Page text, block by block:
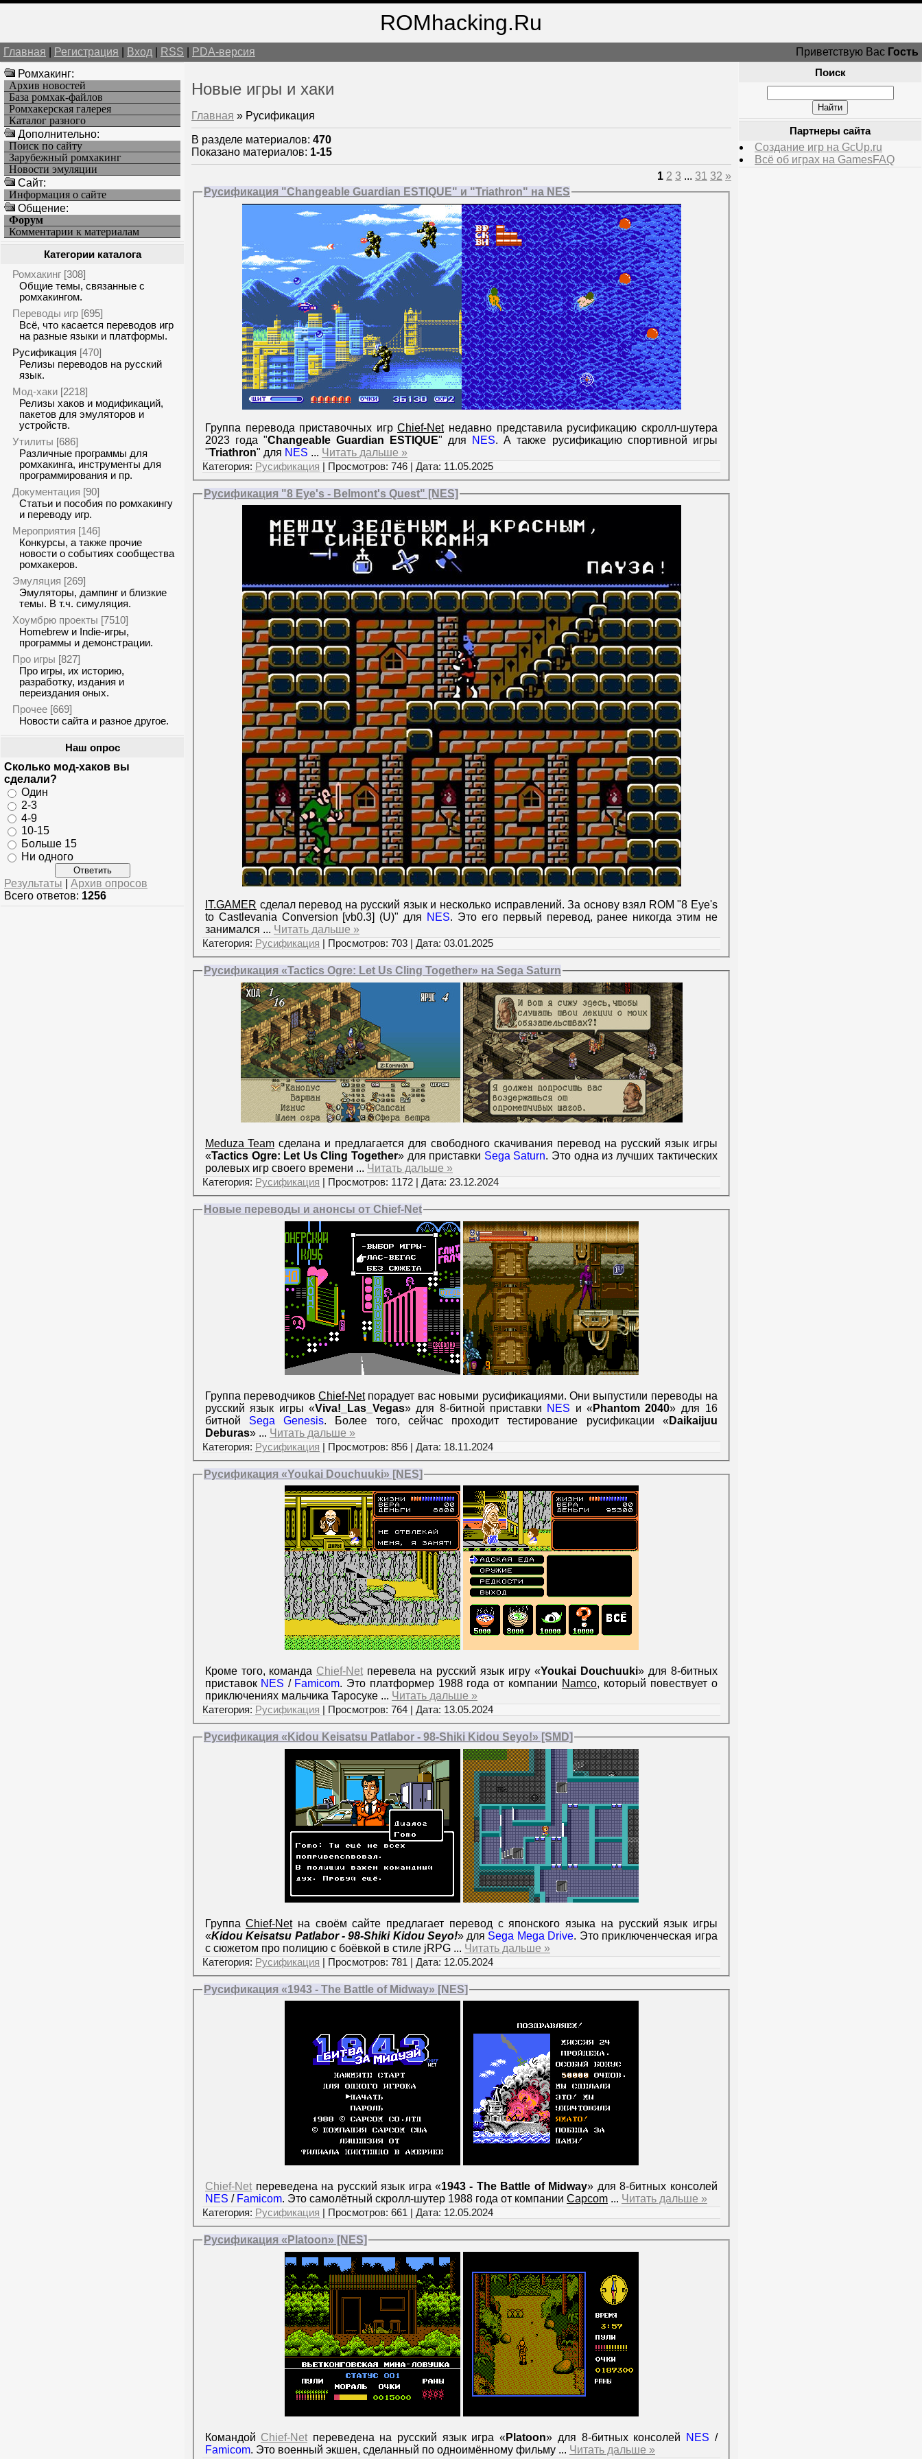
ROMhacking.Ru
Главная Регистрация Вход RSS PDA-версия Приветствую Вас Гость
Ромхакинг:
Архив новостей
База ромхак-файлов
Ромхакерская галерея
Каталог разного
Дополнительно:
Поиск по сайту
Зарубежный ромхакинг
Новости эмуляции
Cайт:
Информация о сайте
Общение:
Форум
Комментарии к материалам
Категории каталога
Ромхакинг [308]
Общие темы, связанные с
ромхакингом.
Переводы игр [695]
Всё, что касается переводов игр
на разные языки и платформы.
Русификация [470]
Релизы переводов на русский
язык.
Мод-хаки [2218]
Релизы хаков и модификаций,
пакетов для эмуляторов и
устройств.
Утилиты [686]
Различные программы для
ромхакинга, инструменты для
программирования и пр.
Документация [90]
Статьи и пособия по ромхакингу
и переводу игр.
Мероприятия [146]
Конкурсы, а также прочие
новости о событиях сообщества
ромхакеров.
Эмуляция [269]
Эмуляторы, дампинг и близкие
темы. В т.ч. симуляция.
Хоумбрю проекты [7510]
Homebrew и Indie-игры,
программы и демонстрации.
Про игры [827]
Про игры, их историю,
разработку, издания и
переиздания оных.
Прочее [669]
Новости сайта и разное другое.
Наш опрос
Сколько мод-хаков вы
сделали?
Один
2-3
4-9
10-15
Больше 15
Ни одного
Результаты
Архив опросов
Всего ответов: 1256
Новые игры и хаки
Главная » Русификация
В разделе материалов: 470
Показано материалов: 1-15
1 2 3 ... 31 32 »
Русификация "Changeable Guardian ESTIQUE" и "Triathron" на NES
Группа перевода приставочных игр Chief-Netнедавно представила русификацию скролл-шутера
2023 года "Changeable Guardian ESTIQUE" для NES. А также русификацию спортивной игры
"Triathron" для NES ... Читать дальше »
Категория: Русификация | Просмотров: 746 | Дата: 11.05.2025
Русификация "8 Eye's - Belmont's Quest" [NES]
IT.GAMER сделал перевод на русский язык и несколько исправлений. За основу взял ROM "8 Eye's
to Castlevania Conversion [vb0.3] (U)" для NES. Это его первый перевод, ранее никогда этим не
занимался ... Читать дальше »
Категория: Русификация | Просмотров: 703 | Дата: 03.01.2025
Русификация «Tactics Ogre: Let Us Cling Together» на Sega Saturn
Meduza Team сделана и предлагается для свободного скачивания перевод на русский язык игры
«Tactics Ogre: Let Us Cling Together» для приставки Sega Saturn. Это одна из лучших тактических
ролевых игр своего времени ... Читать дальше »
Категория: Русификация | Просмотров: 1172 | Дата: 23.12.2024
Новые переводы и анонсы от Chief-Net
Группа переводчиков Chief-Netпорадует вас новыми русификациями. Они выпустили переводы на
русский язык игры «Viva!_Las_Vegas» для 8-битной приставки NES и «Phantom 2040» для 16
битной Sega Genesis. Более того, сейчас проходит тестирование русификации «Daikaijuu
Deburas» ... Читать дальше »
Категория: Русификация | Просмотров: 856 | Дата: 18.11.2024
Русификация «Youkai Douchuuki» [NES]
Кроме того, команда Chief-Net перевела на русский язык игру «Youkai Douchuuki» для 8-битных
приставок NES / Famicom. Это платформер 1988 года от компании Namco, который повествует о
приключениях мальчика Таросуке ... Читать дальше »
Категория: Русификация | Просмотров: 764 | Дата: 13.05.2024
Русификация «Kidou Keisatsu Patlabor - 98-Shiki Kidou Seyo!» [SMD]
Группа Chief-Netна своём сайте предлагает перевод с японского языка на русский язык игры
«Kidou Keisatsu Patlabor - 98-Shiki Kidou Seyo!» для Sega Mega Drive. Это приключенческая игра
с сюжетом про полицию с боёвкой в стиле jRPG ... Читать дальше »
Категория: Русификация | Просмотров: 781 | Дата: 12.05.2024
Русификация «1943 - The Battle of Midway» [NES]
Chief-Net переведена на русский язык игра «1943 - The Battle of Midway» для 8-битных консолей
NES / Famicom. Это самолётный скролл-шутер 1988 года от компании Capcom ... Читать дальше »
Категория: Русификация | Просмотров: 661 | Дата: 12.05.2024
Русификация «Platoon» [NES]
Командой Chief-Net переведена на русский язык игра «Platoon» для 8-битных консолей NES /
Famicom. Это военный экшен, сделанный по одноимённому фильму ... Читать дальше »
Поиск
Партнеры сайта
Создание игр на GcUp.ru
Всё об играх на GamesFAQ